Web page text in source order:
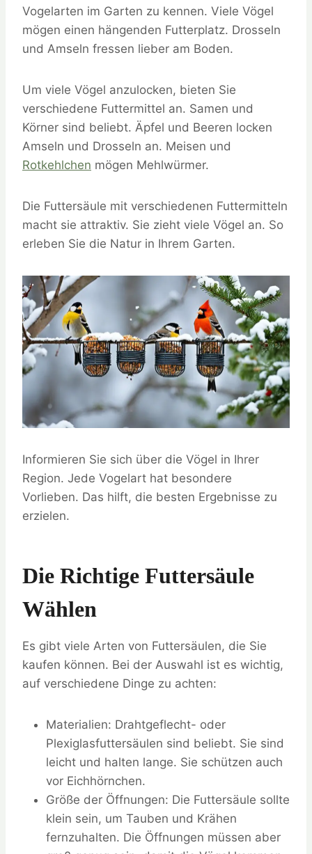
Vogelarten im Garten zu kennen. Viele Vögel
mögen einen hängenden Futterplatz. Drosseln
und Amseln fressen lieber am Boden.
Um viele Vögel anzulocken, bieten Sie
verschiedene Futtermittel an. Samen und
Körner sind beliebt. Äpfel und Beeren locken
Amseln und Drosseln an. Meisen und
Rotkehlchen mögen Mehlwürmer.
Die Futtersäule mit verschiedenen Futtermitteln
macht sie attraktiv. Sie zieht viele Vögel an. So
erleben Sie die Natur in Ihrem Garten.
Informieren Sie sich über die Vögel in Ihrer
Region. Jede Vogelart hat besondere
Vorlieben. Das hilft, die besten Ergebnisse zu
erzielen.
Die Richtige Futtersäule
Wählen
Es gibt viele Arten von Futtersäulen, die Sie
kaufen können. Bei der Auswahl ist es wichtig,
auf verschiedene Dinge zu achten:
Materialien: Drahtgeflecht- oder
Plexiglasfuttersäulen sind beliebt. Sie sind
leicht und halten lange. Sie schützen auch
vor Eichhörnchen.
Größe der Öffnungen: Die Futtersäule sollte
klein sein, um Tauben und Krähen
fernzuhalten. Die Öffnungen müssen aber